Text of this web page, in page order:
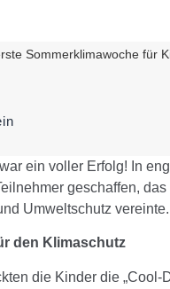
Sommerklimawoche für
ein voller Erfolg! In
geschaffen,
Umweltschutz vereinte.
den Klimaschutz
die Kinder die